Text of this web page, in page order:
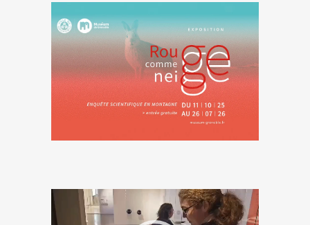
Lecteur
vidéo